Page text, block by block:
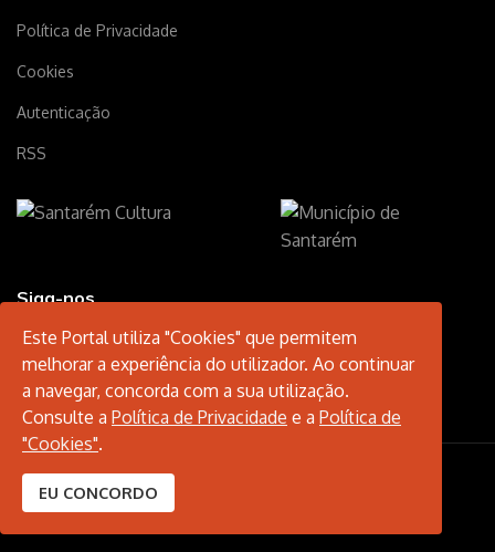
Política de Privacidade
Cookies
Autenticação
RSS
Siga-nos
© 2026 Santarém Cultura.
Desenvolvido porMunicípio de Santarém
Este Portal utiliza "Cookies" que permitem
melhorar a experiência do utilizador. Ao continuar
a navegar, concorda com a sua utilização.
Consulte a Política de Privacidade e a Política de
"Cookies".
EU CONCORDO